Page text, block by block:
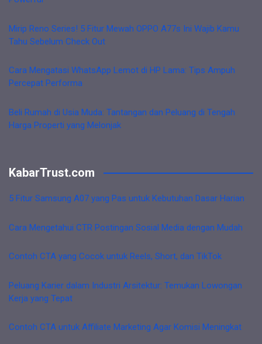
Mirip Reno Series! 5 Fitur Mewah OPPO A77s Ini Wajib Kamu
Tahu Sebelum Check Out
Cara Mengatasi WhatsApp Lemot di HP Lama: Tips Ampuh
Percepat Performa
Beli Rumah di Usia Muda: Tantangan dan Peluang di Tengah
Harga Properti yang Melonjak
KabarTrust.com
5 Fitur Samsung A07 yang Pas untuk Kebutuhan Dasar Harian
Cara Mengetahui CTR Postingan Sosial Media dengan Mudah
Contoh CTA yang Cocok untuk Reels, Short, dan TikTok
Peluang Karier dalam Industri Arsitektur: Temukan Lowongan
Kerja yang Tepat
Contoh CTA untuk Affiliate Marketing Agar Komisi Meningkat